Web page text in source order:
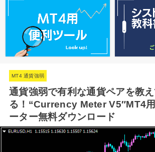
MT4 通貨強弱
通貨強弱で有利な通貨ペアを教
る！“Currency Meter V5″MT4
ーター無料ダウンロード